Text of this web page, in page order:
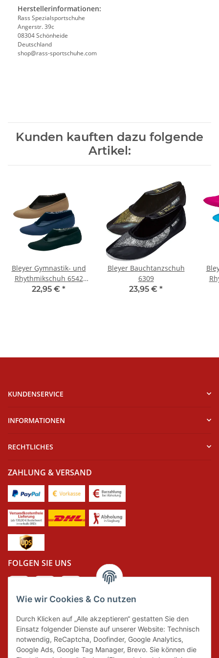
Wie wir Cookies & Co nutzen
Durch Klicken auf „Alle akzeptieren“ gestatten Sie den
Einsatz folgender Dienste auf unserer Website: Technisch
notwendig, ReCaptcha, Doofinder, Google Analytics,
Google Ads, Google Tag Manager, Brevo. Sie können die
Herstellerinformationen:
Rass Spezialsportschuhe
Angerstr. 39c
08304 Schönheide
Deutschland
shop@rass-sportschuhe.com
Kunden kauften dazu folgende
Artikel:
Bleyer Gymnastik- und
Rhythmikschuh 6542
Micro
22,95 € *
Bleyer Bauchtanzschuh
6309
23,95 € *
KUNDENSERVICE
INFORMATIONEN
RECHTLICHES
ZAHLUNG & VERSAND
FOLGEN SIE UNS
Wir tragen Verantwortung und erfüllen unsere
Pflichten zur Systembeteiligung nach dem
Verpackungsgesetz.